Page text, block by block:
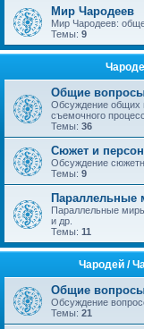
Мир Чародеев
Мир Чародеев:
Темы: 9
Общие
Обсуждение общих
съемочного
Темы: 36
Сюжет и
Обсуждение
Темы: 9
Параллельные
Параллельные
и др.
Темы: 11
Чародей /
Общие
Обсуждение
Темы: 21